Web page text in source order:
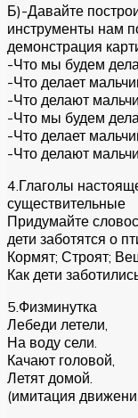
Б)-Давайте
инструменты нам
демонстрация
-Что мы будем
-Что делает
-Что делают
-Что мы будем
-Что делает
-Что делают
4.Глаголы
существительные
Придумайте
дети заботятся о
Кормят; Строят;
Как дети
5.Физминутка
Лебеди летели,
На воду сели.
Качают головой,
Летят домой.
(имитация